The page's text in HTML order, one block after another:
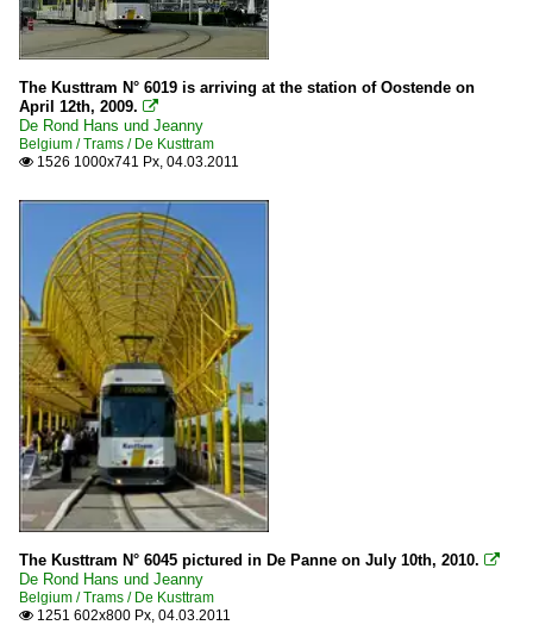
The Kusttram N° 6019 is arriving at the station of Oostende on
April 12th, 2009. 
De Rond Hans und Jeanny
Belgium / Trams / De Kusttram
 1526 1000x741 Px, 04.03.2011
The Kusttram N° 6045 pictured in De Panne on July 10th, 2010. 
De Rond Hans und Jeanny
Belgium / Trams / De Kusttram
 1251 602x800 Px, 04.03.2011